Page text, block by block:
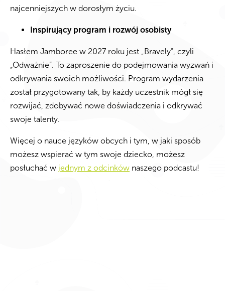
najcenniejszych w dorosłym życiu.
Inspirujący program i rozwój osobisty
Hasłem Jamboree w 2027 roku jest „Bravely”, czyli
„Odważnie”. To zaproszenie do podejmowania wyzwań i
odkrywania swoich możliwości. Program wydarzenia
został przygotowany tak, by każdy uczestnik mógł się
rozwijać, zdobywać nowe doświadczenia i odkrywać
swoje talenty.
Więcej o nauce języków obcych i tym, w jaki sposób
możesz wspierać w tym swoje dziecko, możesz
posłuchać w jednym z odcinków naszego podcastu!